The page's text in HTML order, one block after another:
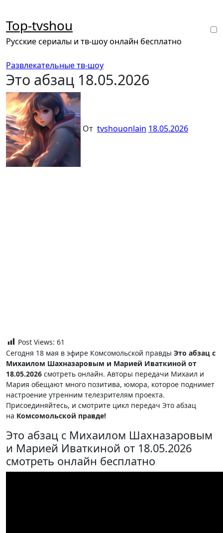
содержанию
Top-tvshou
Русские сериалы и тв-шоу онлайн бесплатно
Развлекательные тв-шоу
Это абзац 18.05.2026
От tvshouonlain 18.05.2026
Post Views: 61
Сегодня 18 мая в эфире Комсомольской правды Это абзац с
Михаилом Шахназаровым и Марией Иваткиной от
18.05.2026 смотреть онлайн. Авторы передачи Михаил и
Мария обещают много позитива, юмора, которое поднимет
настроение утренним телезрителям проекта.
Присоединяйтесь, и смотрите цикл передач Это абзац
на Комсомольской правде!
Это абзац с Михаилом Шахназаровым
и Марией Иваткиной от 18.05.2026
смотреть онлайн бесплатно